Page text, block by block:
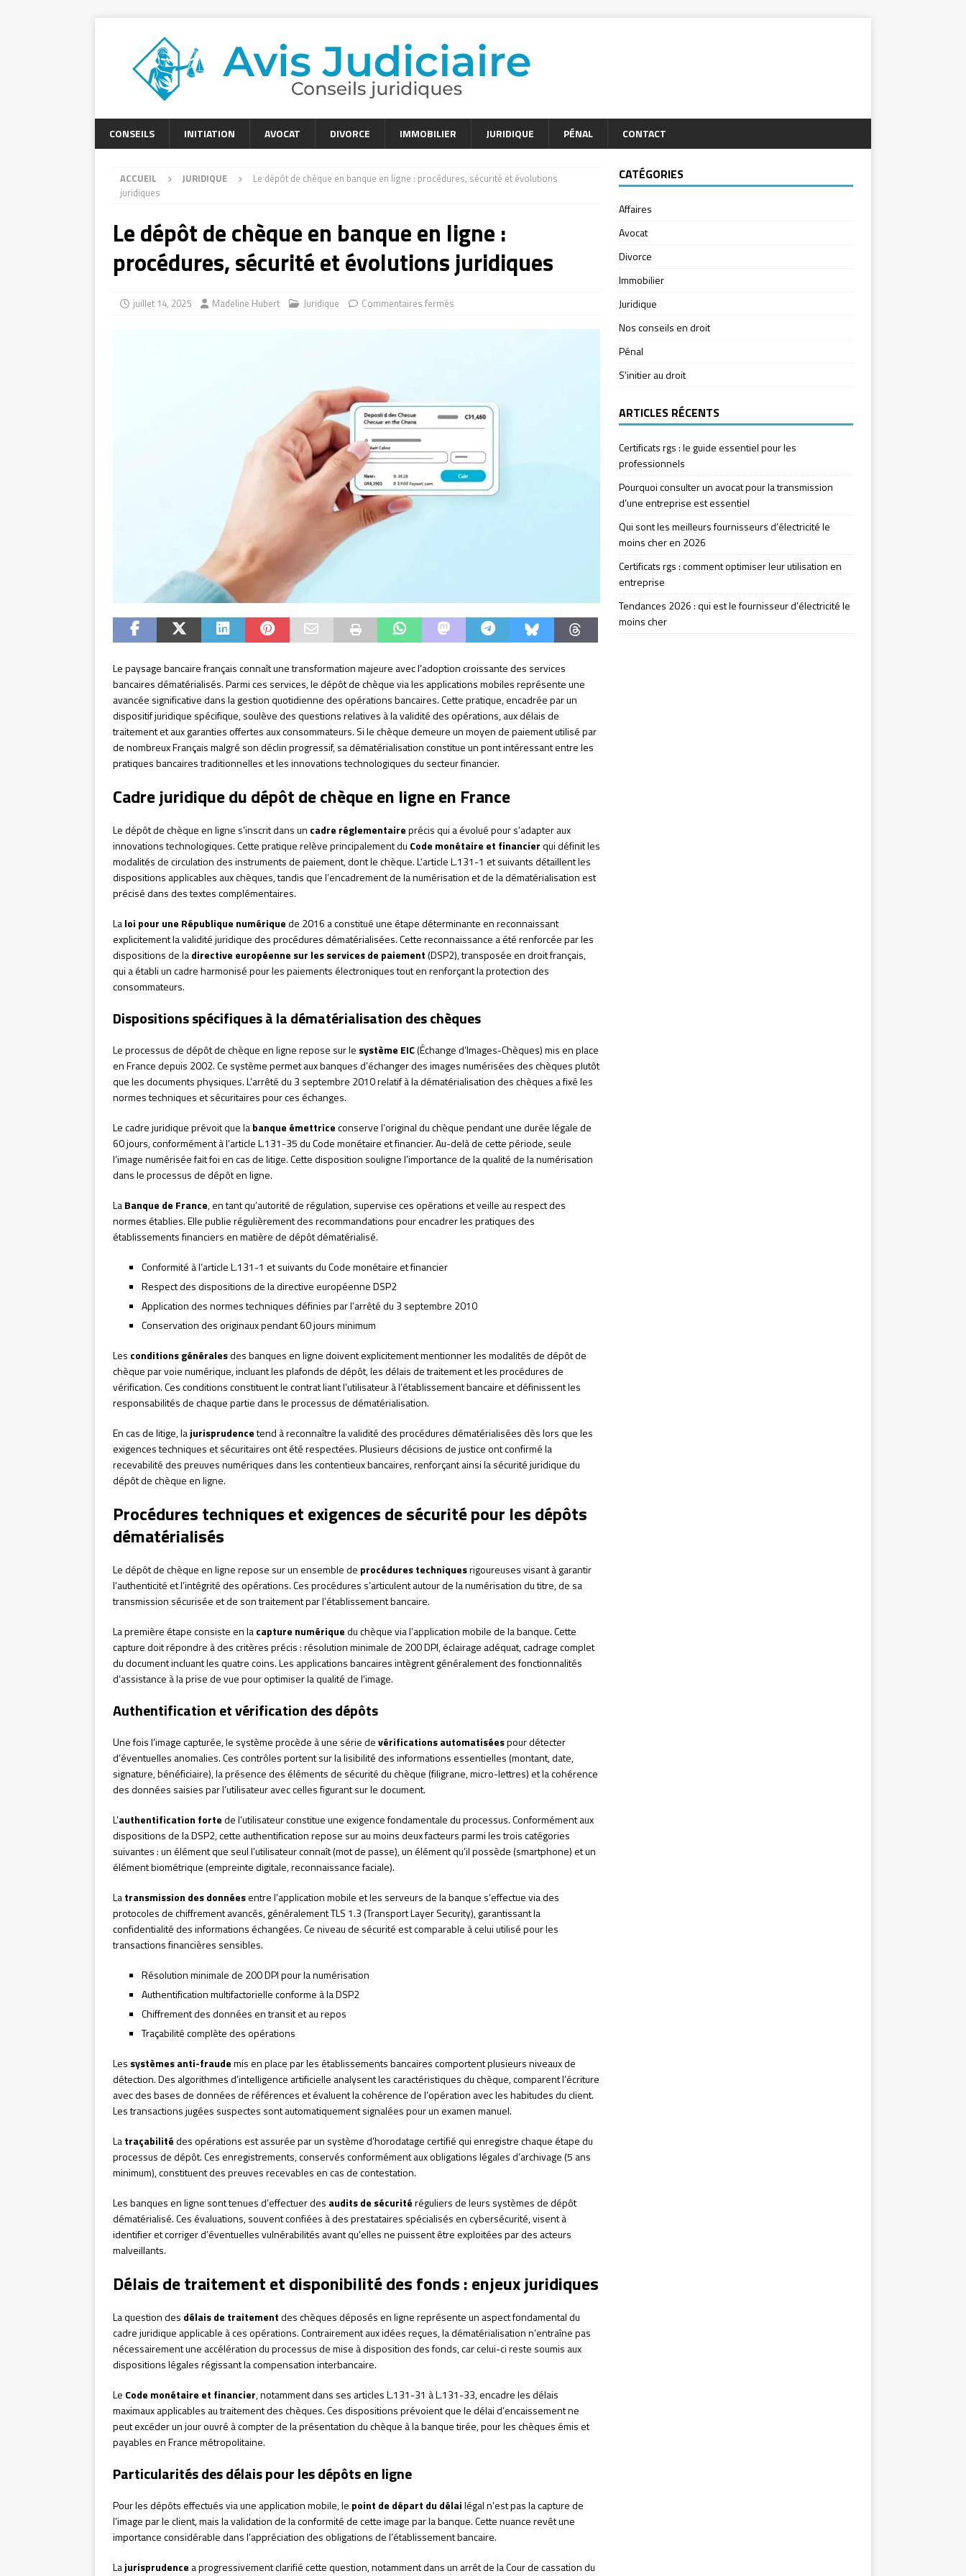
CONSEILS INITIATION AVOCAT DIVORCE IMMOBILIER JURIDIQUE PÉNAL CONTACT
ACCUEIL JURIDIQUE
Le dépôt de chèque en banque en ligne : procédures, sécurité et évolutions
juridiques
Le dépôt de chèque en banque en ligne :
procédures, sécurité et évolutions juridiques
juillet 14, 2025 Madeline Hubert Juridique Commentaires fermés
Le paysage bancaire français connaît une transformation majeure avec l’adoption croissante des services
bancaires dématérialisés. Parmi ces services, le dépôt de chèque via les applications mobiles représente une
avancée significative dans la gestion quotidienne des opérations bancaires. Cette pratique, encadrée par un
dispositif juridique spécifique, soulève des questions relatives à la validité des opérations, aux délais de
traitement et aux garanties offertes aux consommateurs. Si le chèque demeure un moyen de paiement utilisé par
de nombreux Français malgré son déclin progressif, sa dématérialisation constitue un pont intéressant entre les
pratiques bancaires traditionnelles et les innovations technologiques du secteur financier.
Cadre juridique du dépôt de chèque en ligne en France
Le dépôt de chèque en ligne s’inscrit dans un cadre réglementaireprécis qui a évolué pour s’adapter aux
innovations technologiques. Cette pratique relève principalement du Code monétaire et financierqui définit les
modalités de circulation des instruments de paiement, dont le chèque. L’article L.131-1 et suivants détaillent les
dispositions applicables aux chèques, tandis que l’encadrement de la numérisation et de la dématérialisation est
précisé dans des textes complémentaires.
Laloi pour une République numériquede 2016 a constitué une étape déterminante en reconnaissant
explicitement la validité juridique des procédures dématérialisées. Cette reconnaissance a été renforcée par les
dispositions de ladirective européenne sur les services de paiement(DSP2), transposée en droit français,
qui a établi un cadre harmonisé pour les paiements électroniques tout en renforçant la protection des
consommateurs.
Dispositions spécifiques à la dématérialisation des chèques
Le processus de dépôt de chèque en ligne repose sur le système EIC(Échange d’Images-Chèques) mis en place
en France depuis 2002. Ce système permet aux banques d’échanger des images numérisées des chèques plutôt
que les documents physiques. L’arrêté du 3 septembre 2010 relatif à la dématérialisation des chèques a fixé les
normes techniques et sécuritaires pour ces échanges.
Le cadre juridique prévoit que labanque émettriceconserve l’original du chèque pendant une durée légale de
60 jours, conformément à l’article L.131-35 du Code monétaire et financier. Au-delà de cette période, seule
l’image numérisée fait foi en cas de litige. Cette disposition souligne l’importance de la qualité de la numérisation
dans le processus de dépôt en ligne.
LaBanque de France, en tant qu’autorité de régulation, supervise ces opérations et veille au respect des
normes établies. Elle publie régulièrement des recommandations pour encadrer les pratiques des
établissements financiers en matière de dépôt dématérialisé.
Conformité à l’article L.131-1 et suivants du Code monétaire et financier
Respect des dispositions de la directive européenne DSP2
Application des normes techniques définies par l’arrêté du 3 septembre 2010
Conservation des originaux pendant 60 jours minimum
Les conditions généralesdes banques en ligne doivent explicitement mentionner les modalités de dépôt de
chèque par voie numérique, incluant les plafonds de dépôt, les délais de traitement et les procédures de
vérification. Ces conditions constituent le contrat liant l’utilisateur à l’établissement bancaire et définissent les
responsabilités de chaque partie dans le processus de dématérialisation.
En cas de litige, lajurisprudencetend à reconnaître la validité des procédures dématérialisées dès lors que les
exigences techniques et sécuritaires ont été respectées. Plusieurs décisions de justice ont confirmé la
recevabilité des preuves numériques dans les contentieux bancaires, renforçant ainsi la sécurité juridique du
dépôt de chèque en ligne.
Procédures techniques et exigences de sécurité pour les dépôts
dématérialisés
Le dépôt de chèque en ligne repose sur un ensemble de procédures techniquesrigoureuses visant à garantir
l’authenticité et l’intégrité des opérations. Ces procédures s’articulent autour de la numérisation du titre, de sa
transmission sécurisée et de son traitement par l’établissement bancaire.
La première étape consiste en lacapture numériquedu chèque via l’application mobile de la banque. Cette
capture doit répondre à des critères précis : résolution minimale de 200 DPI, éclairage adéquat, cadrage complet
du document incluant les quatre coins. Les applications bancaires intègrent généralement des fonctionnalités
d’assistance à la prise de vue pour optimiser la qualité de l’image.
Authentification et vérification des dépôts
Une fois l’image capturée, le système procède à une série devérifications automatiséespour détecter
d’éventuelles anomalies. Ces contrôles portent sur la lisibilité des informations essentielles (montant, date,
signature, bénéficiaire), la présence des éléments de sécurité du chèque (filigrane, micro-lettres) et la cohérence
des données saisies par l’utilisateur avec celles figurant sur le document.
L’authentification fortede l’utilisateur constitue une exigence fondamentale du processus. Conformément aux
dispositions de la DSP2, cette authentification repose sur au moins deux facteurs parmi les trois catégories
suivantes : un élément que seul l’utilisateur connaît (mot de passe), un élément qu’il possède (smartphone) et un
élément biométrique (empreinte digitale, reconnaissance faciale).
Latransmission des donnéesentre l’application mobile et les serveurs de la banque s’effectue via des
protocoles de chiffrement avancés, généralement TLS 1.3 (Transport Layer Security), garantissant la
confidentialité des informations échangées. Ce niveau de sécurité est comparable à celui utilisé pour les
transactions financières sensibles.
Résolution minimale de 200 DPI pour la numérisation
Authentification multifactorielle conforme à la DSP2
Chiffrement des données en transit et au repos
Traçabilité complète des opérations
Les systèmes anti-fraudemis en place par les établissements bancaires comportent plusieurs niveaux de
détection. Des algorithmes d’intelligence artificielle analysent les caractéristiques du chèque, comparent l’écriture
avec des bases de données de références et évaluent la cohérence de l’opération avec les habitudes du client.
Les transactions jugées suspectes sont automatiquement signalées pour un examen manuel.
Latraçabilitédes opérations est assurée par un système d’horodatage certifié qui enregistre chaque étape du
processus de dépôt. Ces enregistrements, conservés conformément aux obligations légales d’archivage (5 ans
minimum), constituent des preuves recevables en cas de contestation.
Les banques en ligne sont tenues d’effectuer des audits de sécuritéréguliers de leurs systèmes de dépôt
dématérialisé. Ces évaluations, souvent confiées à des prestataires spécialisés en cybersécurité, visent à
identifier et corriger d’éventuelles vulnérabilités avant qu’elles ne puissent être exploitées par des acteurs
malveillants.
Délais de traitement et disponibilité des fonds : enjeux juridiques
La question des délais de traitementdes chèques déposés en ligne représente un aspect fondamental du
cadre juridique applicable à ces opérations. Contrairement aux idées reçues, la dématérialisation n’entraîne pas
nécessairement une accélération du processus de mise à disposition des fonds, car celui-ci reste soumis aux
dispositions légales régissant la compensation interbancaire.
Le Code monétaire et financier, notamment dans ses articles L.131-31 à L.131-33, encadre les délais
maximaux applicables au traitement des chèques. Ces dispositions prévoient que le délai d’encaissement ne
peut excéder un jour ouvré à compter de la présentation du chèque à la banque tirée, pour les chèques émis et
payables en France métropolitaine.
Particularités des délais pour les dépôts en ligne
Pour les dépôts effectués via une application mobile, le point de départ du délailégal n’est pas la capture de
l’image par le client, mais la validation de la conformité de cette image par la banque. Cette nuance revêt une
importance considérable dans l’appréciation des obligations de l’établissement bancaire.
Lajurisprudence a progressivement clarifié cette question, notamment dans un arrêt de la Cour de cassation du
CATÉGORIES
Affaires
Avocat
Divorce
Immobilier
Juridique
Nos conseils en droit
Pénal
S'initier au droit
ARTICLES RÉCENTS
Certificats rgs : le guide essentiel pour les
professionnels
Pourquoi consulter un avocat pour la transmission
d’une entreprise est essentiel
Qui sont les meilleurs fournisseurs d’électricité le
moins cher en 2026
Certificats rgs : comment optimiser leur utilisation en
entreprise
Tendances 2026 : qui est le fournisseur d’électricité le
moins cher